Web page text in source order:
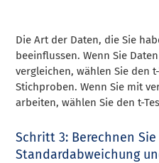
Die Art der Daten, die Sie
beeinflussen. Wenn Sie
vergleichen, wählen Sie den
Stichproben. Wenn Sie mit
arbeiten, wählen Sie den t-
Schritt 3: Berechnen
Standardabweichung